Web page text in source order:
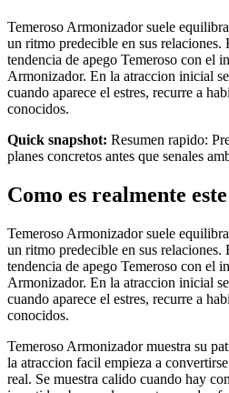
Temeroso Armonizador suele
un ritmo predecible en sus relaciones.
tendencia de apego Temeroso con el
Armonizador. En la atraccion inicial
cuando aparece el estres, recurre a
conocidos.
Quick snapshot: Resumen rapido:
planes concretos antes que senales
Como es realmente
Temeroso Armonizador suele
un ritmo predecible en sus relaciones.
tendencia de apego Temeroso con el
Armonizador. En la atraccion inicial
cuando aparece el estres, recurre a
conocidos.
Temeroso Armonizador muestra su
la atraccion facil empieza a
real. Se muestra calido cuando hay